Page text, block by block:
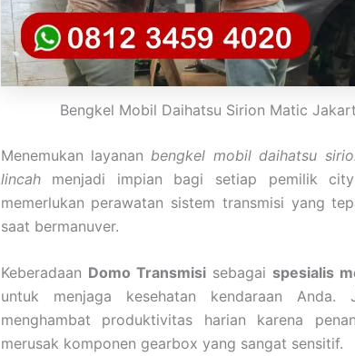
Bengkel Mobil Daihatsu Sirion Matic
Menemukan layanan bengkel mobil daihatsu
lincahmenjadi impian bagi setiap pemilik
memerlukan perawatan sistem transmisi yang
saat bermanuver.
Keberadaan Domo Transmisisebagai spesialis
untuk menjaga kesehatan kendaraan Anda.
menghambat produktivitas harian karena
merusak komponen gearbox yang sangat sensitif.